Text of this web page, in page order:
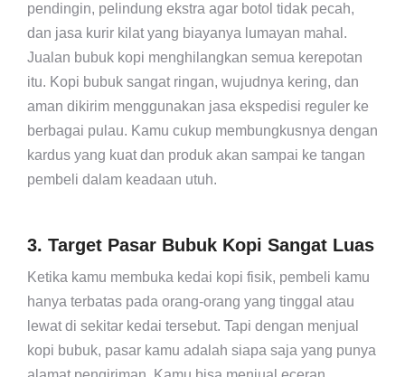
pendingin, pelindung ekstra agar botol tidak pecah,
dan jasa kurir kilat yang biayanya lumayan mahal.
Jualan bubuk kopi menghilangkan semua kerepotan
itu. Kopi bubuk sangat ringan, wujudnya kering, dan
aman dikirim menggunakan jasa ekspedisi reguler ke
berbagai pulau. Kamu cukup membungkusnya dengan
kardus yang kuat dan produk akan sampai ke tangan
pembeli dalam keadaan utuh.
3. Target Pasar Bubuk Kopi Sangat Luas
Ketika kamu membuka kedai kopi fisik, pembeli kamu
hanya terbatas pada orang-orang yang tinggal atau
lewat di sekitar kedai tersebut. Tapi dengan menjual
kopi bubuk, pasar kamu adalah siapa saja yang punya